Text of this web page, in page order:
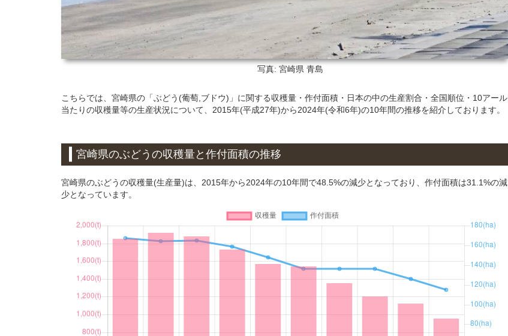
写真: 宮崎県 青島
こちらでは、宮崎県の「ぶどう(葡萄,ブドウ)」に関する収穫量・作付面積・日本の中の生産割合・全国順位・10アール
当たりの収穫量等の生産状況について、2015年(平成27年)から2024年(令和6年)の10年間の推移を紹介しております。
宮崎県のぶどうの収穫量と作付面積の推移
宮崎県のぶどうの収穫量(生産量)は、2015年から2024年の10年間で48.5%の減少となっており、作付面積は31.1%の減
少となっています。